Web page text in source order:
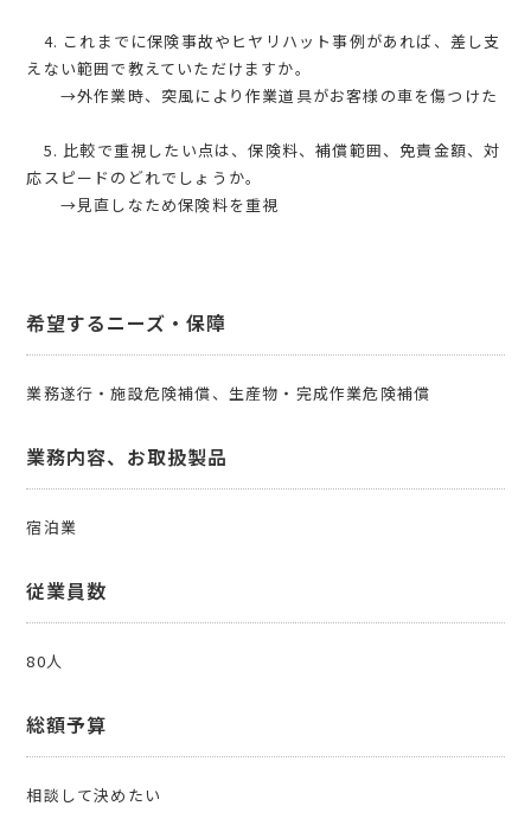
4. これまでに保険事故やヒヤリハット事例があれば、差し支
えない範囲で教えていただけますか。
→外作業時、突風により作業道具がお客様の車を傷つけた
5. 比較で重視したい点は、保険料、補償範囲、免責金額、対
応スピードのどれでしょうか。
→見直しなため保険料を重視
希望するニーズ・保障
業務遂行・施設危険補償、生産物・完成作業危険補償
業務内容、お取扱製品
宿泊業
従業員数
80人
総額予算
相談して決めたい